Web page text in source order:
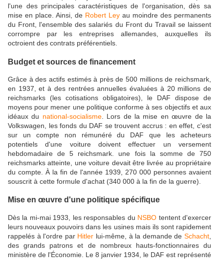
l'une des principales caractéristiques de l'organisation, dès sa
mise en place. Ainsi, de Robert Ley au moindre des permanents
du Front, l'ensemble des salariés du Front du Travail se laissent
corrompre par les entreprises allemandes, auxquelles ils
octroient des contrats préférentiels.
Budget et sources de financement
Grâce à des actifs estimés à près de 500 millions de reichsmark,
en 1937, et à des rentrées annuelles évaluées à 20 millions de
reichsmarks (les cotisations obligatoires), le DAF dispose de
moyens pour mener une politique conforme à ses objectifs et aux
idéaux du national-socialisme. Lors de la mise en œuvre de la
Volkswagen, les fonds du DAF se trouvent accrus : en effet, c'est
sur un compte non rémunéré du DAF que les acheteurs
potentiels d'une voiture doivent effectuer un versement
hebdomadaire de 5 reichsmark. une fois la somme de 750
reichsmarks atteinte, une voiture devait être livrée au propriétaire
du compte. À la fin de l'année 1939, 270 000 personnes avaient
souscrit à cette formule d'achat (340 000 à la fin de la guerre).
Mise en œuvre d'une politique spécifique
Dès la mi-mai 1933, les responsables du NSBO tentent d'exercer
leurs nouveaux pouvoirs dans les usines mais ils sont rapidement
rappelés à l'ordre par Hitler lui-même, à la demande deSchacht
des grands patrons et de nombreux hauts-fonctionnaires du
ministère de l'Économie. Le 8 janvier 1934, le DAF est représenté